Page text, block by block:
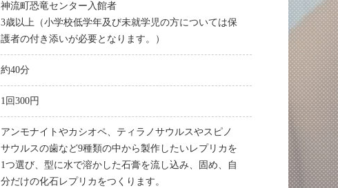
神流町恐竜センター入館者
3歳以上（小学校低学年及び未就学児の方については保
護者の付き添いが必要となります。）
約40分
1回300円
アンモナイトやカシオペ、ティラノサウルスやスピノ
サウルスの歯など9種類の中から製作したいレプリカを
1つ選び、型に水で溶かした石膏を流し込み、固め、自
分だけの化石レプリカをつくります。